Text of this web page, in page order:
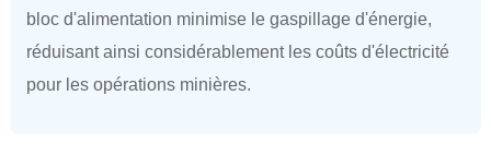
bloc d'alimentation minimise le gaspillage d'énergie,
réduisant ainsi considérablement les coûts d'électricité
pour les opérations minières.